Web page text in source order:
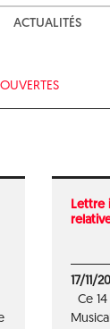
ACTUALITÉS
Lettre
17/11/
Ce